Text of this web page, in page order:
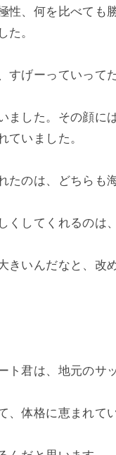
性、何を比べても
た。
すげーっていって
ました。その顔に
ていました。
たのは、どちらも
くしてくれるのは
きいんだなと、改
ト君は、地元のサ
、体格に恵まれて